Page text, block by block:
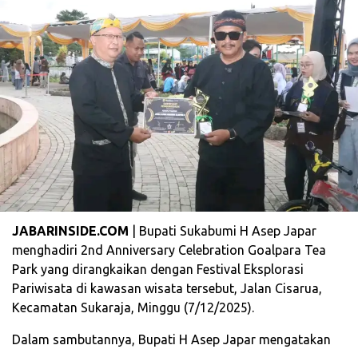
JABARINSIDE.COM | Bupati Sukabumi H Asep Japar
menghadiri 2nd Anniversary Celebration Goalpara Tea
Park yang dirangkaikan dengan Festival Eksplorasi
Pariwisata di kawasan wisata tersebut, Jalan Cisarua,
Kecamatan Sukaraja, Minggu (7/12/2025).
Dalam sambutannya, Bupati H Asep Japar mengatakan